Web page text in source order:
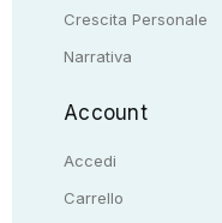
Crescita Personale
Narrativa
Account
Accedi
Carrello